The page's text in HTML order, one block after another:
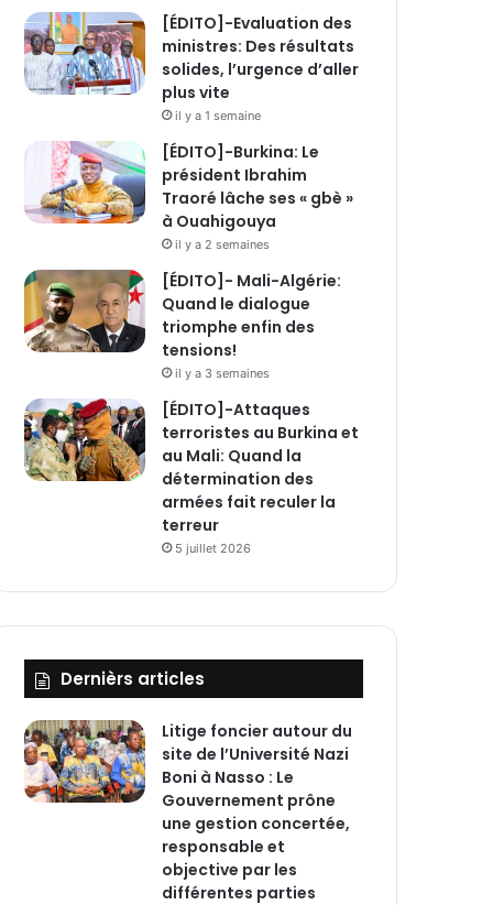
[ÉDITO]-Evaluation des
ministres: Des résultats
solides, l’urgence d’aller
plus vite
il y a 1 semaine
[ÉDITO]-Burkina: Le
président Ibrahim
Traoré lâche ses « gbè »
à Ouahigouya
il y a 2 semaines
[ÉDITO]- Mali-Algérie:
Quand le dialogue
triomphe enfin des
tensions!
il y a 3 semaines
[ÉDITO]-Attaques
terroristes au Burkina et
au Mali: Quand la
détermination des
armées fait reculer la
terreur
5 juillet 2026
Dernièrs articles
Litige foncier autour du
site de l’Université Nazi
Boni à Nasso : Le
Gouvernement prône
une gestion concertée,
responsable et
objective par les
différentes parties